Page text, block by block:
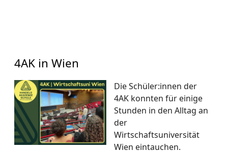
4AK in Wien
Die Schüler:innen der
4AK konnten für einige
Stunden in den Alltag an
der
Wirtschaftsuniversität
Wien eintauchen.